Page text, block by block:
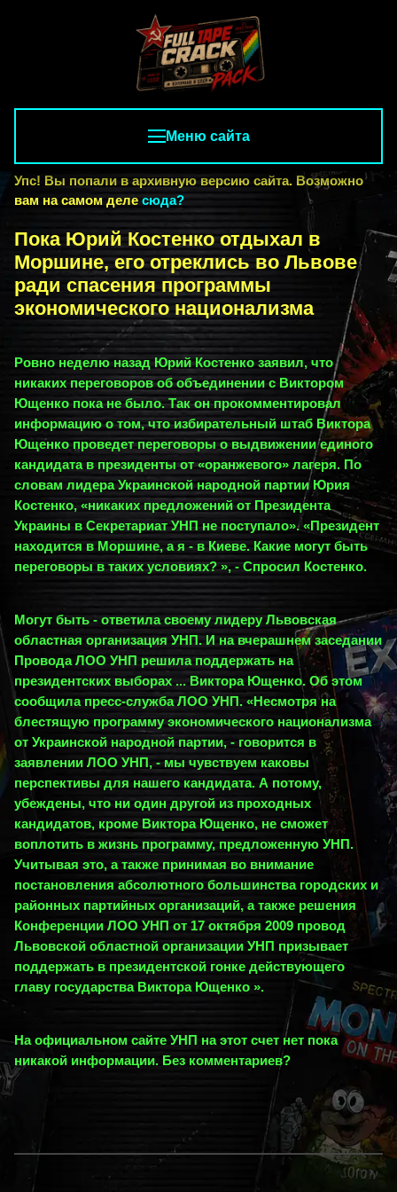
Меню сайта
Упс! Вы попали в архивную версию сайта. Возможно
вам на самом деле сюда?
Пока Юрий Костенко отдыхал в
Моршине, его отреклись во Львове
ради спасения программы
экономического национализма
Ровно неделю назад Юрий Костенко заявил, что
никаких переговоров об объединении с Виктором
Ющенко пока не было. Так он прокомментировал
информацию о том, что избирательный штаб Виктора
Ющенко проведет переговоры о выдвижении единого
кандидата в президенты от «оранжевого» лагеря. По
словам лидера Украинской народной партии Юрия
Костенко, «никаких предложений от Президента
Украины в Секретариат УНП не поступало». «Президент
находится в Моршине, а я - в Киеве. Какие могут быть
переговоры в таких условиях? », - Спросил Костенко.
Могут быть - ответила своему лидеру Львовская
областная организация УНП. И на вчерашнем заседании
Провода ЛОО УНП решила поддержать на
президентских выборах ... Виктора Ющенко. Об этом
сообщила пресс-служба ЛОО УНП. «Несмотря на
блестящую программу экономического национализма
от Украинской народной партии, - говорится в
заявлении ЛОО УНП, - мы чувствуем каковы
перспективы для нашего кандидата. А потому,
убеждены, что ни один другой из проходных
кандидатов, кроме Виктора Ющенко, не сможет
воплотить в жизнь программу, предложенную УНП.
Учитывая это, а также принимая во внимание
постановления абсолютного большинства городских и
районных партийных организаций, а также решения
Конференции ЛОО УНП от 17 октября 2009 провод
Львовской областной организации УНП призывает
поддержать в президентской гонке действующего
главу государства Виктора Ющенко ».
На официальном сайте УНП на этот счет нет пока
никакой информации. Без комментариев?